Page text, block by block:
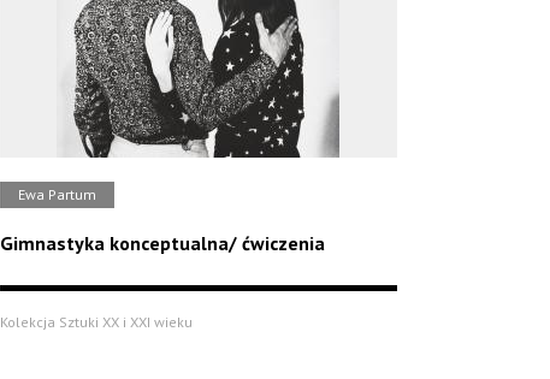
Ewa Partum
Gimnastyka konceptualna/ ćwiczenia
Kolekcja Sztuki XX i XXI wieku